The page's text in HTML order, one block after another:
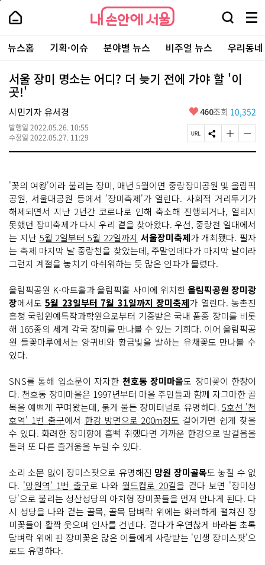
본
로
가
내
손
안
에
서
울
-
서
울
시
대
표
소
통
포
내
손
에
울
검
창
열
기
메
뉴
전
체
보
주
요
서
뉴스홈 기획·이슈 분야별 뉴스 비주얼 뉴스 우리동
서울 장미 명소는 어디? 더 늦기 전에 가야 할 '이
곳!'
시민기자 유서경
발행일 2022.05.26. 10:55
수정일 2022.05.27. 11:29
좋
요
460조회 10,352
페
이
R
L
복
사
S
N
유
하
기
글
자
게
변
경
하
기
글
자
작
게
변
경
하
기
'꽃의 여왕'이라 불리는 장미, 매년 5월이면 중랑장미공원 및 올림픽
공원, 서울대공원 등에서 '장미축제'가 열린다. 사회적 거리두기가
해제되면서 지난 2년간 코로나로 인해 축소해 진행되거나, 열리지
못했던 장미축제가 다시 우리 곁을 찾아왔다. 우선, 중랑천 일대에서
는 지난 5월 2일부터 5월 22일까지 서울장미축제가 개최됐다. 필자
는 축제 마지막 날 중랑천을 찾았는데, 주말인데다가 마지막 날이라
그런지 계절을 놓치기 아쉬워하는 듯 많은 인파가 몰렸다.
올림픽공원 K-아트홀과 올림픽홀 사이에 위치한올림픽공원 장미광
장에서도5월 23일부터 7월 31일까지 장미축제가 열린다. 농촌진
흥청 국립원예특작과학원으로부터 기증받은 국내 품종 장미를 비롯
해 165종의 세계 각국 장미를 만나볼 수 있는 기회다. 이어 올림픽공
원 들꽃마루에서는 양귀비와 황금빛을 발하는 유채꽃도 만나볼 수
있다.
SNS를 통해 입소문이 자자한 천호동 장미마을도 장미꽃이 한창이
다. 천호동 장미마을은 1997년부터 마을 주민들과 함께 자그마한 골
목을 예쁘게 꾸며왔는데, 붉게 물든 장미터널로 유명하다. 5호선 '천
호역' 1번 출구에서 한강 방면으로 200m정도 걸어가면 쉽게 찾을
수 있다. 화려한 장미향에 흠뻑 취했다면 가까운 한강으로 발걸음을
돌려 또 다른 즐거움을 누릴 수 있다.
소리 소문 없이 장미스팟으로 유명해진 망원 장미골목도 놓칠 수 없
다. '망원역' 1번 출구로 나와 월드컵로 20길을 걷다 보면 '장미성
당'으로 불리는 성산성당의 아치형 장미꽃들을 먼저 만나게 된다. 다
시 성당을 나와 걷는 골목, 골목 담벼락 위에는 화려하게 펼쳐진 장
미꽃들이 활짝 웃으며 인사를 건넨다. 걷다가 우연찮게 바라본 초록
담벼락 위에 핀 장미꽃은 많은 이들에게 사랑받는 '인생 장미스팟'으
로도 유명하다.
페
상
단
로